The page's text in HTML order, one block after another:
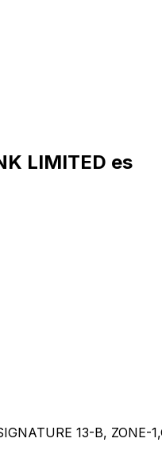
LIMITED es
13-B, ZONE-